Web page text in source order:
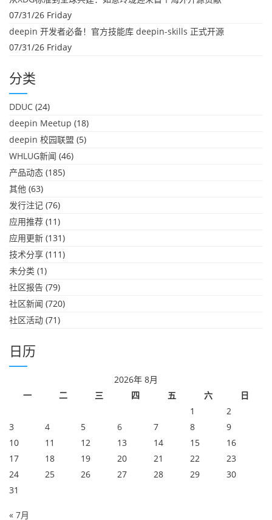
07/31/26 Friday
deepin 开发者必备！官方技能库 deepin-skills 正式开源
07/31/26 Friday
分类
DDUC (24)
deepin Meetup (18)
deepin 校园联盟 (5)
WHLUG新闻 (46)
产品动态 (185)
其他 (63)
发行注记 (76)
应用推荐 (11)
应用更新 (131)
技术分享 (111)
未分类 (1)
社区报告 (79)
社区新闻 (720)
社区活动 (71)
日历
2026年 8月
一
二 三 四 五 六
日
1
2
3
4 5 6 7 8
9
10
11 12 13 14 15
16
17
18 19 20 21 22
23
24
25 26 27 28 29
30
31
« 7月